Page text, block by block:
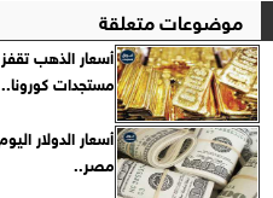
موضوعات متعلقة
مستجدات كورونا..
مصر..